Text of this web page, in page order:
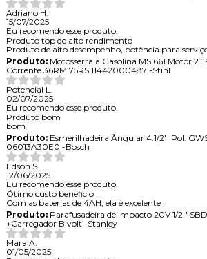
Adriano H.
15/07/2025
Eu recomendo esse produto.
Produto top de alto rendimento
Produto de alto desempenho, potência para
Produto:Motosserra a Gasolina MS 661 Motor 2T
Corrente 36RM 75RS 11442000487 -Stihl
Potencial L.
02/07/2025
Eu recomendo esse produto.
Produto bom
bom
Produto:Esmerilhadeira Ângular 4.1/2'' Pol.
06013A30E0 -Bosch
Edson S.
12/06/2025
Eu recomendo esse produto.
Ótimo custo beneficio
Com as baterias de 4AH, ela é excelente
Produto:Parafusadeira de Impacto 20V 1/2''
+Carregador Bivolt -Stanley
Mara A.
01/05/2025